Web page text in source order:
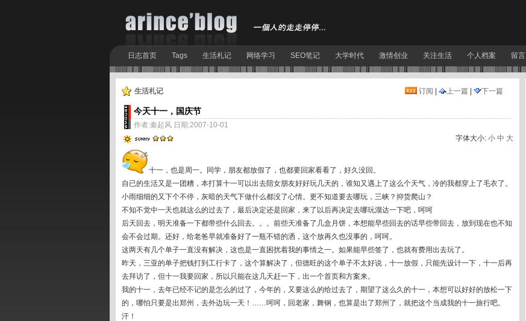
日志首页 Tags 生活札记 网络学习 SEO笔记 大学时代 激情创业 关注生活 个人档案 留言
订阅 上一篇 下一篇
生活札记
今天十一，国庆节
作者:秦起风 日期:2007-10-01
字体大小: 小 中 大
十一，也是周一。同学，朋友都放假了，也都要回家看看了，好久没回。
自已的生活又是一团糟，本打算十一可以出去陪女朋友好好玩几天的，谁知又遇上了这么个天气，冷的我都穿上了毛衣了。
小雨细细的又下个不停，灰暗的天气下做什么都没了心情。更不知道要去哪玩，三峡？抑货爬山？
不知不觉中一天也就这么的过去了，最后决定还是回家，来了以后再决定去哪玩溜达一下吧，呵呵
后天回去，明天准备一下都带些什么回去。。。前些天准备了几盒月饼，本想能早些回去的话早些带回去，放到现在也不知
会不会过期。还好，给老爸早就准备好了一瓶不错的洒，这个放再久也没事的，呵呵。
这两天有几个单子一直没有解决，这也是一直困扰着我的事情之一。如果能早些签了，也就有费用出去玩了。
昨天，三亚的单子把钱打到工行卡了，这个算解决了，但德旺的这个单子不太好说，十一放假，只能先设计一下，十一后再
去拜访了，但十一我要回家，所以只能在这几天赶一下，出一个首页和方案来。
我的十一，去年已经不记的是怎么的过了，今年的，又要这么的给过去了，期望了这么久的十一，本想可以好好的放松一下
的，哪怕只要是出郑州，去外边玩一天！……呵呵，回老家，舞钢，也算是出了郑州了，就把这个当成我的十一旅行吧。
汗！